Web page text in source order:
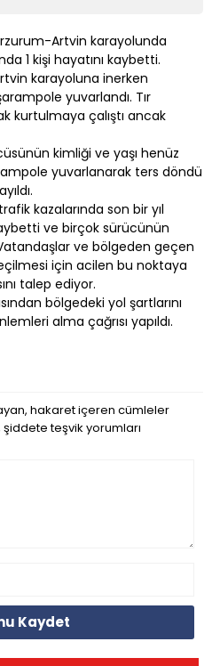
Artvin karayolunda
1 kişi hayatını kaybetti.
karayoluna inerken
yuvarlandı. Tır
kurtulmaya çalıştı ancak
kimliği ve yaşı henüz
yuvarlanarak ters döndü
kazalarında son bir yıl
ve birçok sürücünün
ve bölgeden geçen
için acilen bu noktaya
talep ediyor.
bölgedeki yol şartlarını
alma çağrısı yapıldı.
hakaret içeren cümleler
teşvik yorumları
Kaydet